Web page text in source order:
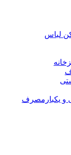
لباس
و یکبارمصرف